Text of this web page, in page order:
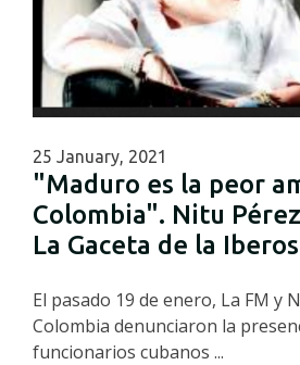
25 January, 2021
"Maduro es la peor
Colombia". Nitu
La Gaceta de la
El pasado 19 de enero, La FM y
Colombia denunciaron la
funcionarios cubanos ...